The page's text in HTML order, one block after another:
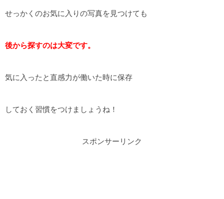
せっかくのお気に入りの写真を見つけても
後から探すのは大変です。
気に入ったと直感力が働いた時に保存
しておく習慣をつけましょうね！
スポンサーリンク